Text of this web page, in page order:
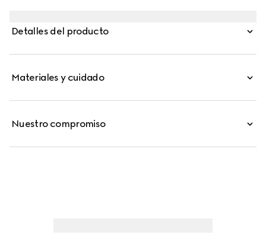
Detalles del producto
Materiales y cuidado
Nuestro compromiso